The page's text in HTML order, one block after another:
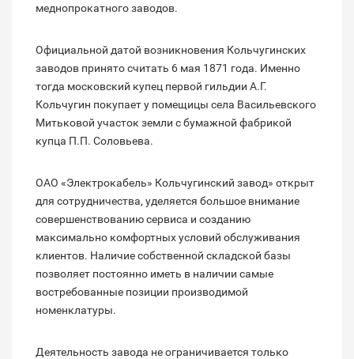
меднопрокатного заводов.
Официальной датой возникновения Кольчугинских
заводов принято считать 6 мая 1871 года. Именно
тогда московский купец первой гильдии А.Г.
Кольчугин покупает у помещицы села Васильевского
Митьковой участок земли с бумажной фабрикой
купца П.П. Соловьева.
ОАО «Электрокабель» Кольчугинский завод» открыт
для сотрудничества, уделяется большое внимание
совершенствованию сервиса и созданию
максимально комфортных условий обслуживания
клиентов. Наличие собственной складской базы
позволяет постоянно иметь в наличии самые
востребованные позиции производимой
номенклатуры.
Деятельность завода не ограничивается только